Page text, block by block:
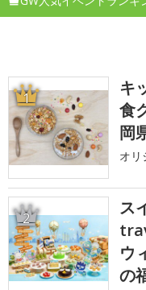
1
キ
食
岡
オリ
2
ス
ウ
の